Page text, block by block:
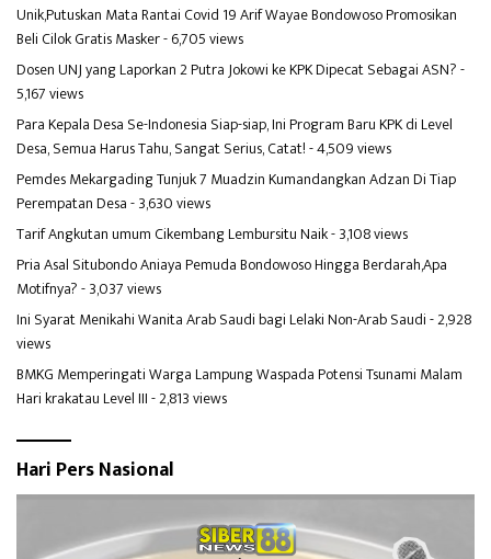
Unik,Putuskan Mata Rantai Covid 19 Arif Wayae Bondowoso Promosikan
Beli Cilok Gratis Masker- 6,705 views
Dosen UNJ yang Laporkan 2 Putra Jokowi ke KPK Dipecat Sebagai ASN?-
5,167 views
Para Kepala Desa Se-Indonesia Siap-siap, Ini Program Baru KPK di Level
Desa, Semua Harus Tahu, Sangat Serius, Catat!- 4,509 views
Pemdes Mekargading Tunjuk 7 Muadzin Kumandangkan Adzan Di Tiap
Perempatan Desa- 3,630 views
Tarif Angkutan umum Cikembang Lembursitu Naik- 3,108 views
Pria Asal Situbondo Aniaya Pemuda Bondowoso Hingga Berdarah,Apa
Motifnya?- 3,037 views
Ini Syarat Menikahi Wanita Arab Saudi bagi Lelaki Non-Arab Saudi- 2,928
views
BMKG Memperingati Warga Lampung Waspada Potensi Tsunami Malam
Hari krakatau Level III- 2,813 views
Hari Pers Nasional